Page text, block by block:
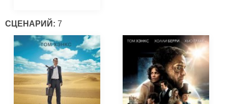
СЦЕНАРИЙ: 7